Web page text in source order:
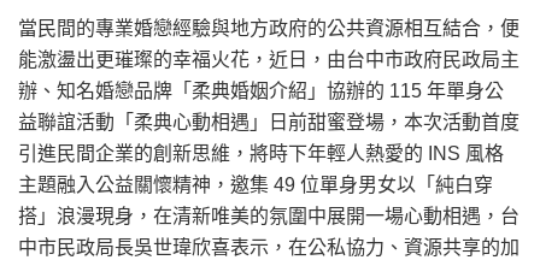
當民間的專業婚戀經驗與地方政府的公共資源相互結合，便
能激盪出更璀璨的幸福火花，近日，由台中市政府民政局主
辦、知名婚戀品牌「柔典婚姻介紹」協辦的 115 年單身公
益聯誼活動「柔典心動相遇」日前甜蜜登場，本次活動首度
引進民間企業的創新思維，將時下年輕人熱愛的 INS 風格
主題融入公益關懷精神，邀集 49 位單身男女以「純白穿
搭」浪漫現身，在清新唯美的氛圍中展開一場心動相遇，台
中市民政局長吳世瑋欣喜表示，在公私協力、資源共享的加